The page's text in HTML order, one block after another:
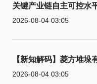
关键产业链自主可控水
2026-08-04 03:05
【新知解码】菱方堆垛
2026-08-04 03:05